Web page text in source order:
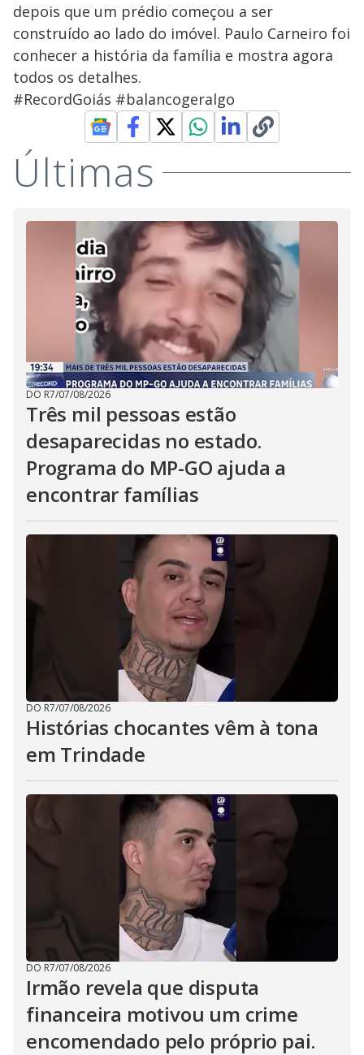
depois que um prédio começou a ser
construído ao lado do imóvel. Paulo Carneiro foi
conhecer a história da família e mostra agora
todos os detalhes.
#RecordGoiás #balancogeralgo
Últimas
DO R7/07/08/2026
Três mil pessoas estão
desaparecidas no estado.
Programa do MP-GO ajuda a
encontrar famílias
DO R7/07/08/2026
Histórias chocantes vêm à tona
em Trindade
DO R7/07/08/2026
Irmão revela que disputa
financeira motivou um crime
encomendado pelo próprio pai.